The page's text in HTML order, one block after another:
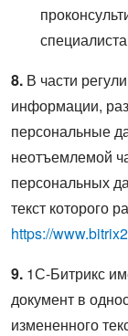
8. В части
информации,
персональные
неотъемлемой
персональных
текст которого
https://
9. 1С-Битрикс
документ в
измененного